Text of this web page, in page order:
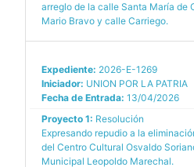
arreglo de la calle Santa María de
Mario Bravo y calle Carriego.
Expediente: 2026-E-1269
Iniciador: UNION POR LA PATRIA
Fecha de Entrada: 13/04/2026
Proyecto 1: Resolución
Expresando repudio a la
del Centro Cultural Osvaldo
Municipal Leopoldo Marechal.